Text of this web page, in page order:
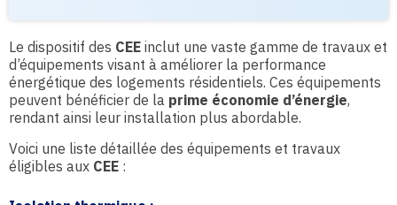
Le dispositif des CEE inclut une vaste gamme de travaux et
d’équipements visant à améliorer la performance
énergétique des logements résidentiels. Ces équipements
peuvent bénéficier de la prime économie d’énergie,
rendant ainsi leur installation plus abordable.
Voici une liste détaillée des équipements et travaux
éligibles aux CEE :